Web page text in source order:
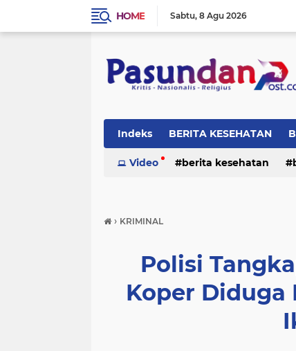
HOME Sabtu 8 Agu 2026
Indeks BERITA KESEHATAN
RELIGI
Video berita kesehatan
› KRIMINAL
Polisi
Koper Diduga